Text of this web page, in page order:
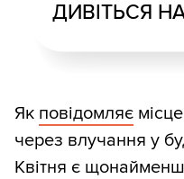
ДИВІТЬСЯ
Як повідомляє
через влучання у
Квітня є